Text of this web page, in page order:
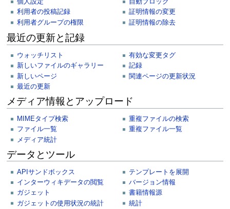
個人設定
利用者の投稿記録
利用者グループの権限
自動ブロック
証明情報の変更
証明情報の除去
最近の更新と記録
ウォッチリスト
新しいファイルのギャラリー
新しいページ
最近の更新
有効な変更タグ
記録
関連ページの更新状況
メディア情報とアップロード
MIMEタイプ検索
ファイル一覧
メディア統計
重複ファイルの検索
重複ファイル一覧
データとツール
APIサンドボックス
インターウィキデータの閲覧
ガジェット
ガジェットの使用状況の統計
テンプレートを展開
バージョン情報
書籍情報源
統計